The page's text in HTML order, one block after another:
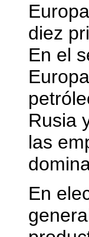
diez
En el
Rusia
las
En